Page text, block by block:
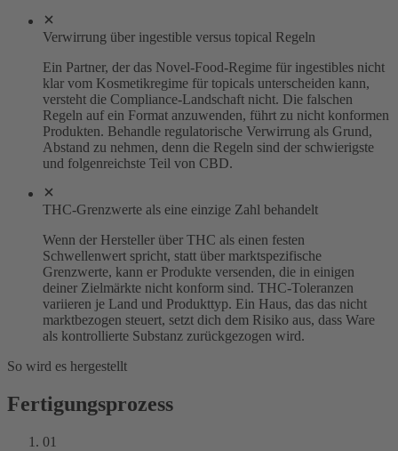
Verwirrung über ingestible versus topical Regeln
Ein Partner, der das Novel-Food-Regime für ingestibles nicht
klar vom Kosmetikregime für topicals unterscheiden kann,
versteht die Compliance-Landschaft nicht. Die falschen
Regeln auf ein Format anzuwenden, führt zu nicht konformen
Produkten. Behandle regulatorische Verwirrung als Grund,
Abstand zu nehmen, denn die Regeln sind der schwierigste
und folgenreichste Teil von CBD.
THC-Grenzwerte als eine einzige Zahl behandelt
Wenn der Hersteller über THC als einen festen
Schwellenwert spricht, statt über marktspezifische
Grenzwerte, kann er Produkte versenden, die in einigen
deiner Zielmärkte nicht konform sind. THC-Toleranzen
variieren je Land und Produkttyp. Ein Haus, das das nicht
marktbezogen steuert, setzt dich dem Risiko aus, dass Ware
als kontrollierte Substanz zurückgezogen wird.
So wird es hergestellt
Fertigungsprozess
01